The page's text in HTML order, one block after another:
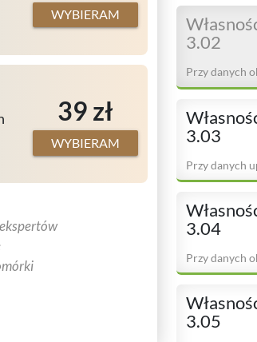
WYBIERAM
39 zł
WYBIERAM
3.02
Przy danych
3.03
Przy danych
3.04
Przy danych
3.05